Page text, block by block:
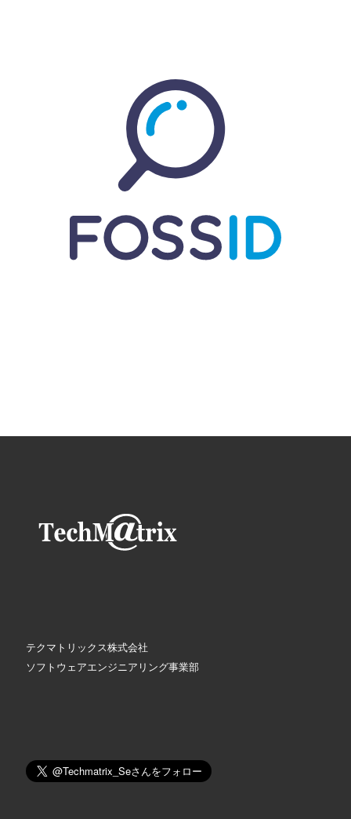
テクマトリックス株式会社
ソフトウェアエンジニアリング事業部